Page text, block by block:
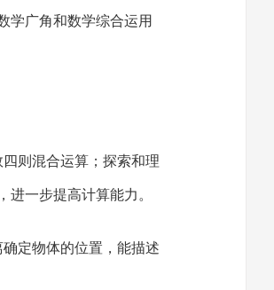
学广角和数学综合运用
则混合运算；探索和理
一步提高计算能力。
定物体的位置，能描述